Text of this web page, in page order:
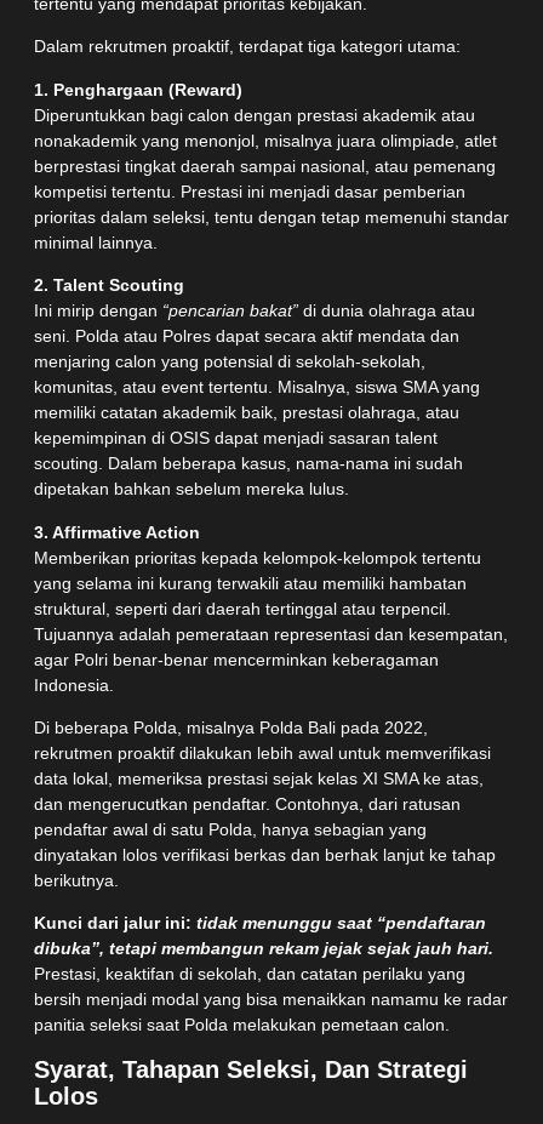
Dalam rekrutmen proaktif, terdapat tiga kategori utama:
1. Penghargaan (Reward)
Diperuntukkan bagi calon dengan prestasi akademik atau
nonakademik yang menonjol, misalnya juara olimpiade, atlet
berprestasi tingkat daerah sampai nasional, atau pemenang
kompetisi tertentu. Prestasi ini menjadi dasar pemberian
prioritas dalam seleksi, tentu dengan tetap memenuhi standar
minimal lainnya.
2. Talent Scouting
Ini mirip dengan “pencarian bakat” di dunia olahraga atau
seni. Polda atau Polres dapat secara aktif mendata dan
menjaring calon yang potensial di sekolah-sekolah,
komunitas, atau event tertentu. Misalnya, siswa SMA yang
memiliki catatan akademik baik, prestasi olahraga, atau
kepemimpinan di OSIS dapat menjadi sasaran talent
scouting. Dalam beberapa kasus, nama-nama ini sudah
dipetakan bahkan sebelum mereka lulus.
3. Affirmative Action
Memberikan prioritas kepada kelompok-kelompok tertentu
yang selama ini kurang terwakili atau memiliki hambatan
struktural, seperti dari daerah tertinggal atau terpencil.
Tujuannya adalah pemerataan representasi dan kesempatan,
agar Polri benar-benar mencerminkan keberagaman
Indonesia.
Di beberapa Polda, misalnya Polda Bali pada 2022,
rekrutmen proaktif dilakukan lebih awal untuk memverifikasi
data lokal, memeriksa prestasi sejak kelas XI SMA ke atas,
dan mengerucutkan pendaftar. Contohnya, dari ratusan
pendaftar awal di satu Polda, hanya sebagian yang
dinyatakan lolos verifikasi berkas dan berhak lanjut ke tahap
berikutnya.
Kunci dari jalur ini: tidak menunggu saat “pendaftaran
dibuka”, tetapi membangun rekam jejak sejak jauh hari.
Prestasi, keaktifan di sekolah, dan catatan perilaku yang
bersih menjadi modal yang bisa menaikkan namamu ke radar
panitia seleksi saat Polda melakukan pemetaan calon.
Syarat, Tahapan Seleksi, Dan Strategi
Lolos